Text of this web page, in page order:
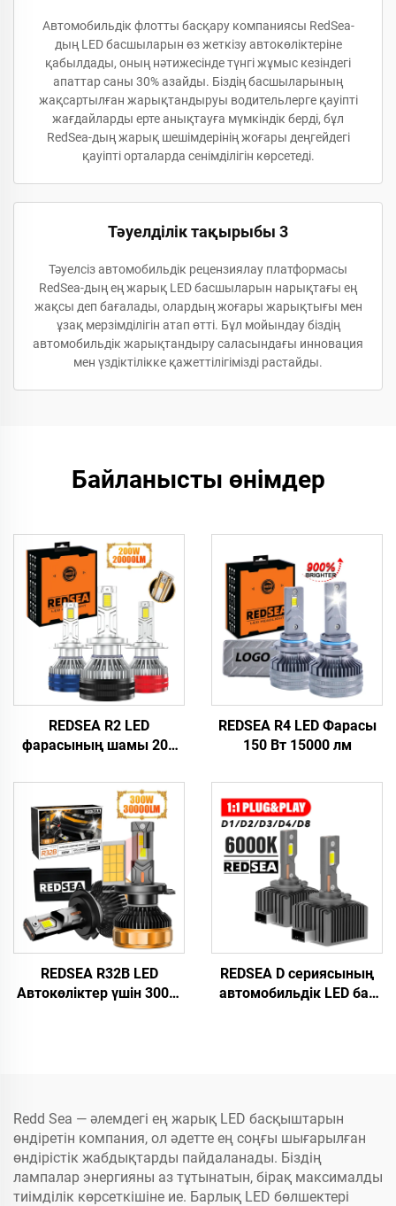
Автомобильдік флотты басқару компаниясы RedSea-
дың LED басшыларын өз жеткізу автокөліктеріне
қабылдады, оның нәтижесінде түнгі жұмыс кезіндегі
апаттар саны 30% азайды. Біздің басшыларының
жақсартылған жарықтандыруы водительлерге қауіпті
жағдайларды ерте анықтауға мүмкіндік берді, бұл
RedSea-дың жарық шешімдерінің жоғары деңгейдегі
қауіпті орталарда сенімділігін көрсетеді.
Тәуелділік тақырыбы 3
Тәуелсіз автомобильдік рецензиялау платформасы
RedSea-дың ең жарық LED басшыларын нарықтағы ең
жақсы деп бағалады, олардың жоғары жарықтығы мен
ұзақ мерзімділігін атап өтті. Бұл мойындау біздің
автомобильдік жарықтандыру саласындағы инновация
мен үздіктілікке қажеттілігімізді растайды.
Байланысты өнімдер
REDSEA R2 LED
фарасының шамы 200
REDSEA R4 LED Фарасы
150 Вт 15000 лм
REDSEA R32B LED
Автокөліктер үшін 300W
REDSEA D сериясының
автомобильдік LED бас
Redd Sea — әлемдегі ең жарық LED басқыштарын
өндіретін компания, ол әдетте ең соңғы шығарылған
өндірістік жабдықтарды пайдаланады. Біздің
лампалар энергияны аз тұтынатын, бірақ максималды
тиімділік көрсеткішіне ие. Барлық LED бөлшектері